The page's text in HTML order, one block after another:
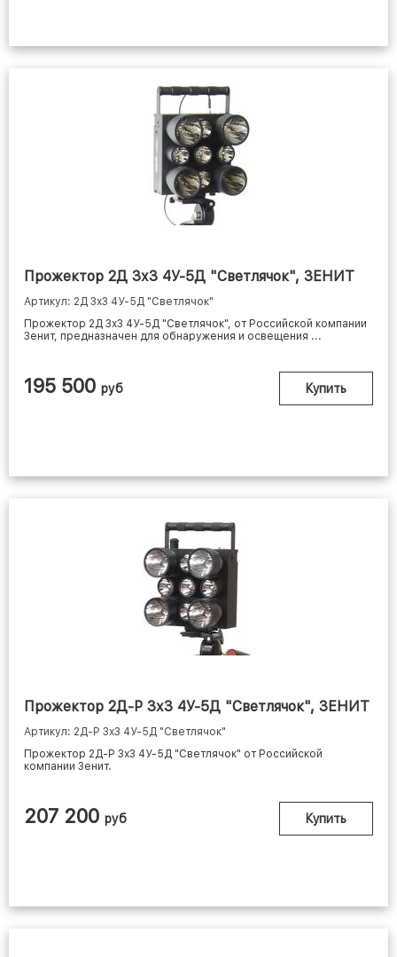
Прожектор 2Д 3х3 4У-5Д "Светлячок", ЗЕНИТ
Артикул: 2Д 3х3 4У-5Д "Светлячок"
Прожектор 2Д 3х3 4У-5Д "Светлячок", от Российской компании
Зенит, предназначен для обнаружения и освещения ...
195 500 руб Купить
Прожектор 2Д-Р 3х3 4У-5Д "Светлячок", ЗЕНИТ
Артикул: 2Д-Р 3х3 4У-5Д "Светлячок"
Прожектор 2Д-Р 3х3 4У-5Д "Светлячок" от Российской
компании Зенит.
207 200 руб Купить